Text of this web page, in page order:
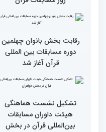
اجرای طرح «قرآن بخوان،
جایزه بگیر» در حاشیه
برگزاری مسابقات بین‌المللی
قرآن
طنینی به وسعت یک جهان/
گزارش توصیفی و حاشیه
نگاری از حال و هوای اولین
روز مسابقات قرآن